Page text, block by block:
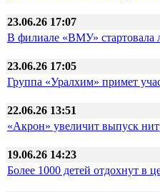
23.06.26 17:07
В филиале «ВМУ» стартовала
23.06.26 17:05
Группа «Уралхим» примет
22.06.26 13:51
«Акрон» увеличит выпуск
19.06.26 14:23
Более 1000 детей отдохнут в